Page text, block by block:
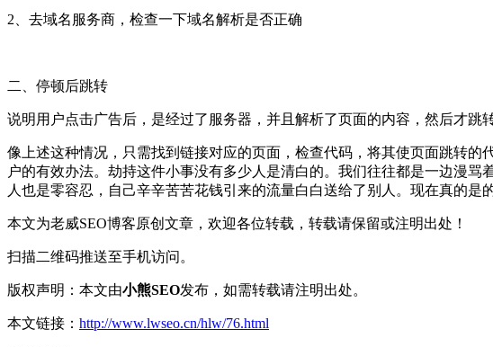
2、去域名服务商，检查一下域名解析是否正确
二、停顿后跳转
说明用户点击广告后，是经过了服务器，并且解析了页面的内容，然后才跳
像上述这种情况，只需找到链接对应的页面，检查代码，将其使页面跳转
户的有效办法。劫持这件小事没有多少人是清白的。我们往往都是一边漫
人也是零容忍，自己辛辛苦苦花钱引来的流量白白送给了别人。现在真的是
本文为老威SEO博客原创文章，欢迎各位转载，转载请保留或注明出处！
扫描二维码推送至手机访问。
版权声明：本文由小熊SEO发布，如需转载请注明出处。
本文链接： http://www.lwseo.cn/hlw/76.html